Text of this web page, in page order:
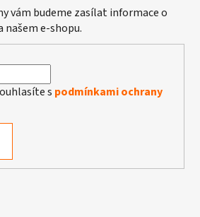
vám budeme zasílat informace o
našem e-shopu.
s podmínkami ochrany